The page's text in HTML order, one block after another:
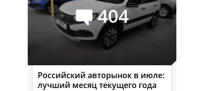
404
Российский авторынок в июле:
лучший месяц текущего года